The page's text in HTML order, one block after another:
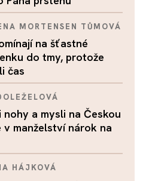
MORTENSEN TŮMOVÁ
na šťastné
do tmy, protože
čas
a mysli na Českou
v manželství nárok na
HÁJKOVÁ